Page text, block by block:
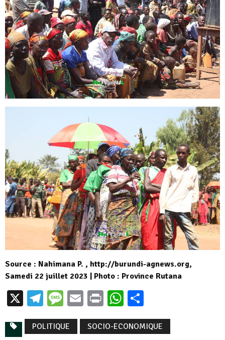
Source : Nahimana P. , http://burundi-agnews.org,
Samedi 22 juillet 2023 | Photo : Province Rutana
X Telegram
Message
EmailPrintWhatsApp
POLITIQUE SOCIO-ECONOMIQUE